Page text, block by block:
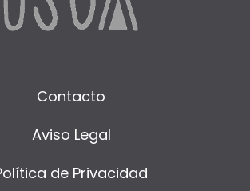
Contacto
Aviso Legal
de Privacidad